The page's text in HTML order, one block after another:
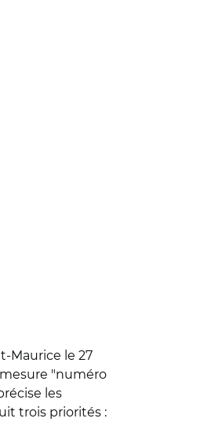
Maurice le 27
mesure "numéro
les
trois priorités :